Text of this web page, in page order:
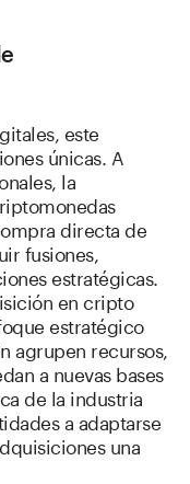
este
únicas. A
la
directa de
fusiones,
estratégicas.
en cripto
estratégico
agrupen recursos,
a nuevas bases
de la industria
a adaptarse
una